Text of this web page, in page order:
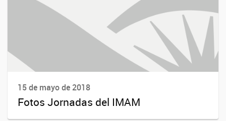
15 de mayo de 2018
Fotos Jornadas del IMAM